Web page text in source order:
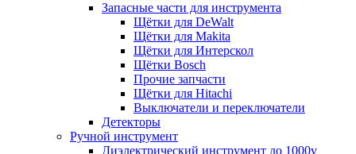
Запасные части для инструмента
Щётки для DeWalt
Щётки для Makita
Щётки для Интерскол
Щётки Bosch
Прочие запчасти
Щётки для Hitachi
Выключатели и переключатели
Детекторы
Ручной инструмент
Диэлектрический инструмент до 1000v